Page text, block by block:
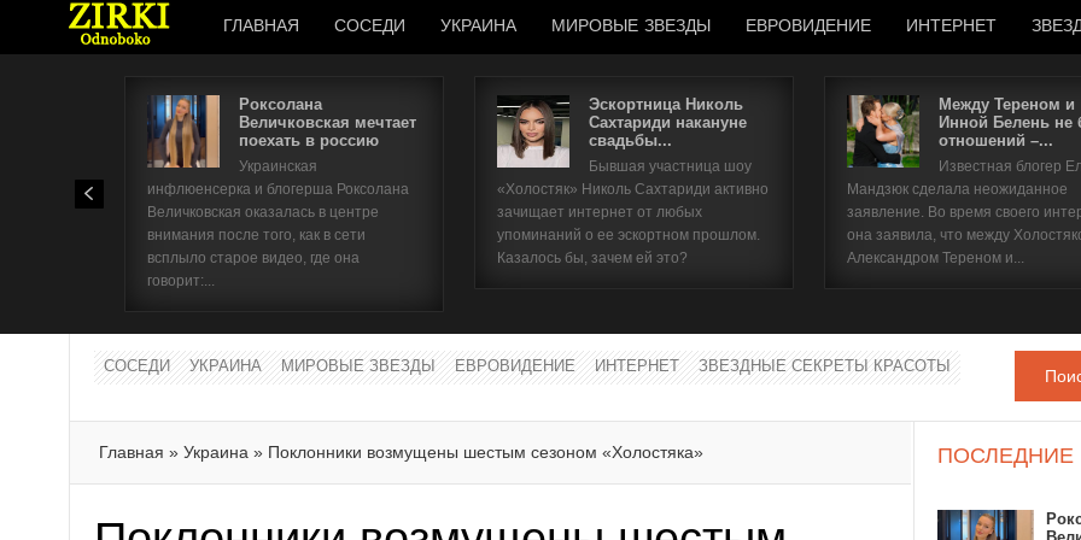
ГЛАВНАЯ СОСЕДИ УКРАИНА МИРОВЫЕ ЗВЕЗДЫ ЕВРОВИДЕНИЕ ИНТЕРНЕТ
Роксолана
Величковская мечтает
поехать в россию
Украинская
инфлюенсерка и блогерша Роксолана
Величковская оказалась в центре
внимания после того, как в сети
всплыло старое видео, где она
говорит:...
Эскортница Николь
Сахтариди накануне
свадьбы...
Бывшая участница шоу
«Холостяк» Николь Сахтариди активно
зачищает интернет от любых
упоминаний о ее эскортном прошлом.
Казалось бы, зачем ей это?
Между Тереном и
Инной Белень не
отношений –...
Известная блогер
Мандзюк сделала неожиданное
заявление. Во время своего
она заявила, что между
Александром Тереном и...
СОСЕДИ УКРАИНА МИРОВЫЕ ЗВЕЗДЫ ЕВРОВИДЕНИЕ ИНТЕРНЕТ ЗВЕЗДНЫЕ СЕКРЕТЫ КРАСОТЫ
Главная » Украина » Поклонники возмущены шестым сезоном «Холостяка» ПОСЛЕДНИЕ
Имя пользователя
Забыли имя пользователя?